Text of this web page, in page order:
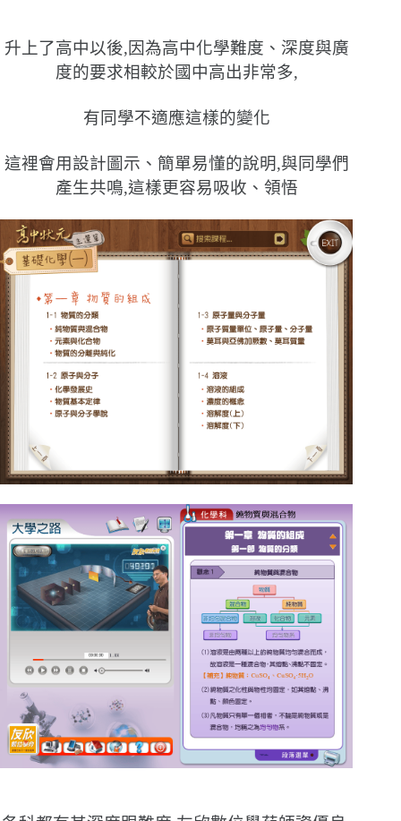
升上了高中以後,因為高中化學難度、深度與廣
度的要求相較於國中高出非常多,
有同學不適應這樣的變化
這裡會用設計圖示、簡單易懂的說明,與同學們
產生共鳴,這樣更容易吸收、領悟